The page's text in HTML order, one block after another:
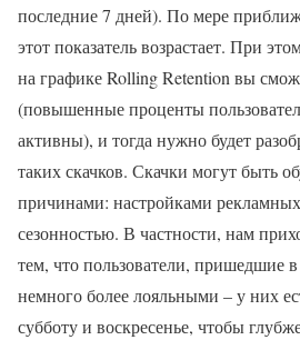
последние 7 дней). По мере
этот показатель возрастает. При
на графике Rolling Retention вы
(повышенные проценты
активны), и тогда нужно будет
таких скачков. Скачки могут быть
причинами: настройками
сезонностью. В частности, нам
тем, что пользователи, пришедшие
немного более лояльными – у них
субботу и воскресенье, чтобы